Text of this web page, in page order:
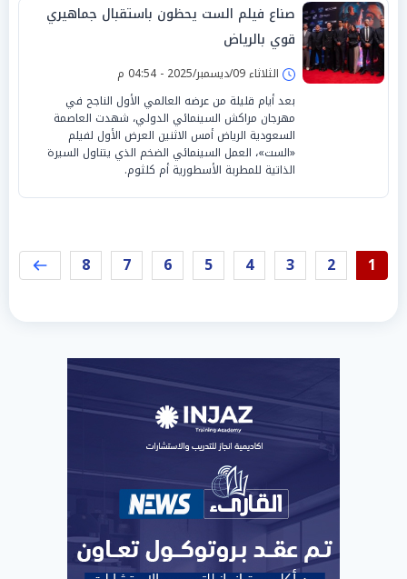
صناع فيلم الست يحظون باستقبال جماهيري
قوي بالرياض
الثلاثاء 09/ديسمبر/2025 - 04:54 م
بعد أيام قليلة من عرضه العالمي الأول الناجح في
مهرجان مراكش السينمائي الدولي، شهدت العاصمة
السعودية الرياض أمس الاثنين العرض الأول لفيلم
«الست»، العمل السينمائي الضخم الذي يتناول السيرة
الذاتية للمطربة الأسطورية أم كلثوم.
1
2
3
4
5
6
7
8